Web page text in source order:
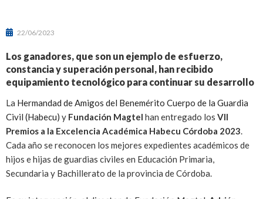
22/06/2023
Los ganadores, que son un ejemplo de esfuerzo,
constancia y superación personal, han recibido
equipamiento tecnológico para continuar su desarrollo
La Hermandad de Amigos del Benemérito Cuerpo de la Guardia
Civil (Habecu) y Fundación Magtel han entregado los VII
Premios a la Excelencia Académica Habecu Córdoba 2023.
Cada año se reconocen los mejores expedientes académicos de
hijos e hijas de guardias civiles en Educación Primaria,
Secundaria y Bachillerato de la provincia de Córdoba.